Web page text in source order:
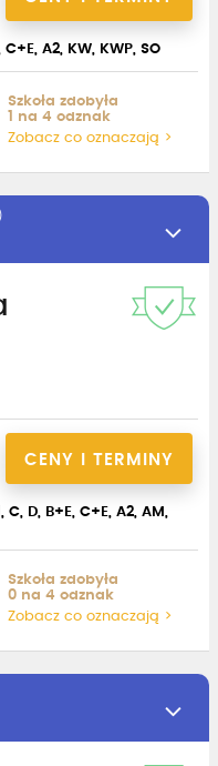
A2, KW, KWP, SO
Szkoła zdobyła
1 na 4 odznak
Zobacz co oznaczają >
CENY I TERMINY
D, B+E, C+E, A2, AM,
Szkoła zdobyła
0 na 4 odznak
Zobacz co oznaczają >